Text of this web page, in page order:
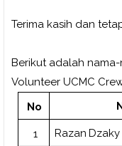
Terima kasih dan
Berikut adalah
Volunteer UCMC
No
1 Razan Dzaky